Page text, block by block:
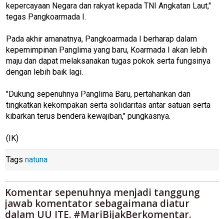
kepercayaan Negara dan rakyat kepada TNI Angkatan Laut,"
tegas Pangkoarmada I.
Pada akhir amanatnya, Pangkoarmada I berharap dalam
kepemimpinan Panglima yang baru, Koarmada I akan lebih
maju dan dapat melaksanakan tugas pokok serta fungsinya
dengan lebih baik lagi.
"Dukung sepenuhnya Panglima Baru, pertahankan dan
tingkatkan kekompakan serta solidaritas antar satuan serta
kibarkan terus bendera kewajiban," pungkasnya.
(IK)
Tags natuna
Komentar sepenuhnya menjadi tanggung
jawab komentator sebagaimana diatur
dalam UU ITE. #MariBijakBerkomentar.